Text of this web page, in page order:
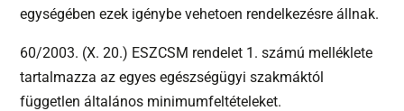
egységében ezek igénybe vehetoen rendelkezésre állnak.
60/2003. (X. 20.) ESZCSM rendelet 1. számú melléklete
tartalmazza az egyes egészségügyi szakmáktól
független általános minimumfeltételeket.